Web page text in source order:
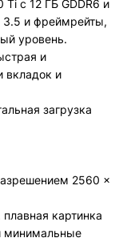
Ti с 12 ГБ GDDR6 и
3.5 и фреймрейты,
уровень.
и
вкладок и
загрузка
2560 ×
картинка
минимальные